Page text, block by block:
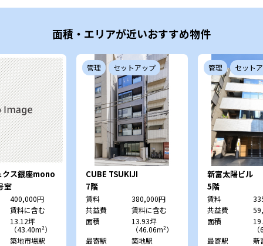
面積・エリアが近いおすすめ物件
クス銀座mono
室
400,000円
賃料に含む
13.12坪
（43.40m²）
築地市場駅
管理 セットアップ
CUBE TSUKIJI
7階
賃料
380,000円
共益費
賃料に含む
面積
13.93坪
（46.06m²）
最寄駅
築地駅
管理 セット
新富太陽ビル
5階
賃料
共益費
面積
最寄駅
新